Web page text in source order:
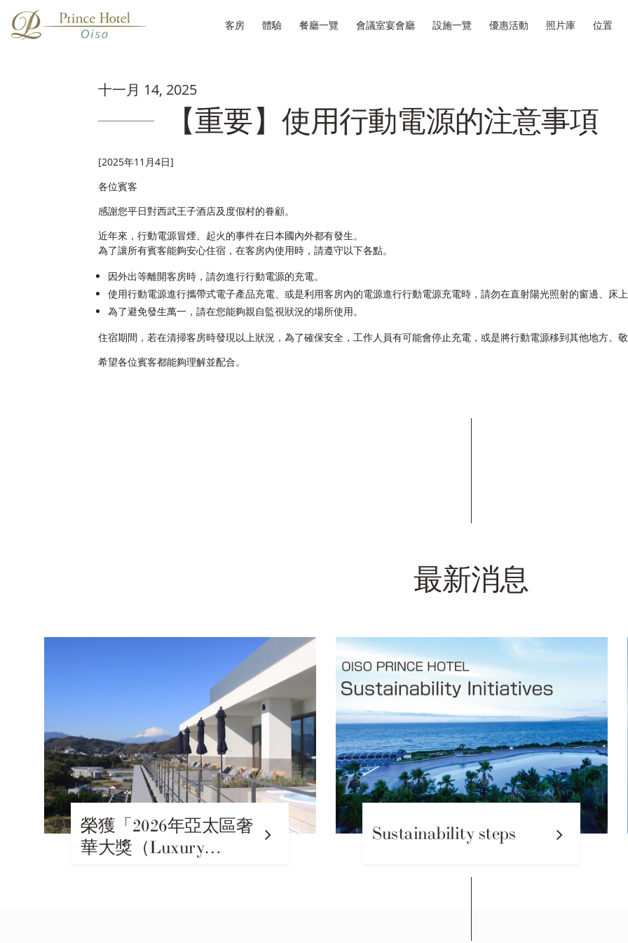
客房 體驗 餐廳一覽 會議室宴會廳 設施一覽 優惠活動 照片庫 位置
十一月 14, 2025
【重要】使用行動電源的注意事項
[2025年11月4日]
各位賓客
感謝您平日對西武王子酒店及度假村的眷顧。
近年來，行動電源冒煙、起火的事件在日本國內外都有發生。
為了讓所有賓客能夠安心住宿，在客房內使用時，請遵守以下各點。
因外出等離開客房時，請勿進行行動電源的充電。
使用行動電源進行攜帶式電子產品充電、或是利用客房內的電源進行行動電源充電時，請勿在直射陽光照射的窗邊、床
為了避免發生萬一，請在您能夠親自監視狀況的場所使用。
住宿期間，若在清掃客房時發現以上狀況，為了確保安全，工作人員有可能會停止充電，或是將行動電源移到其他地方。
希望各位賓客都能夠理解並配合。
最新消息
榮獲「2026年亞太區奢
華大獎（Luxury
Sustainability steps